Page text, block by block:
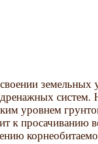
земельных
дренажных систем.
уровнем
к просачиванию